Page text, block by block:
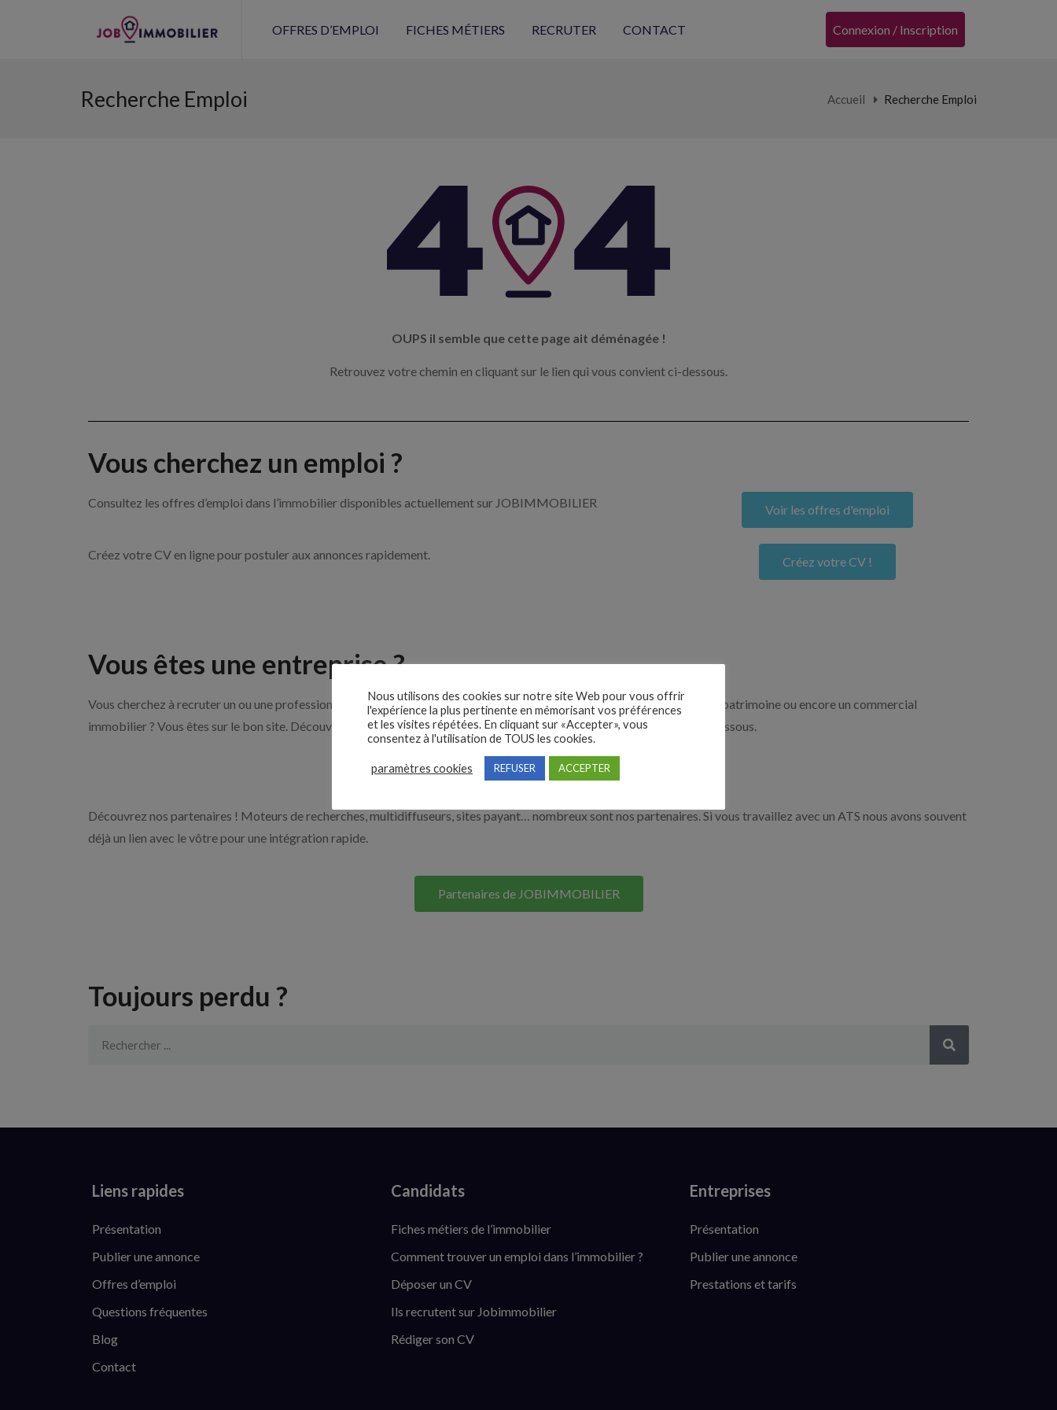
OFFRES D’EMPLOI FICHES MÉTIERS RECRUTER CONTACT Connexion / Inscription
Recherche Emploi Accueil Recherche Emploi
OUPS il semble que cette page ait déménagée !
Retrouvez votre chemin en cliquant sur le lien qui vous convient ci-dessous.
Vous cherchez un emploi ?
Consultez les offres d’emploi dans l’immobilier disponibles actuellement sur JOBIMMOBILIER Voir les offres d'emploi
Créez votre CV en ligne pour postuler aux annonces rapidement. Créez votre CV !
Vous êtes une entreprise ?
Vous cherchez à recruter un ou une professionnelle de l’immobilier par exemple un agent immobilier, un gestionnaire de patrimoine ou encore un commercial
immobilier ? Vous êtes sur le bon site. Découvrez nos solutions pour vous aider à recruter en cliquant sur le bouton ci-dessous.
Nos solutions entreprises
Découvrez nos partenaires ! Moteurs de recherches, multidiffuseurs, sites payant… nombreux sont nos partenaires. Si vous travaillez avec un ATS nous avons souvent
déjà un lien avec le vôtre pour une intégration rapide.
Partenaires de JOBIMMOBILIER
Toujours perdu ?
Liens rapides
Présentation
Publier une annonce
Offres d’emploi
Questions fréquentes
Blog
Contact
Candidats
Fiches métiers de l’immobilier
Comment trouver un emploi dans l’immobilier ?
Déposer un CV
Ils recrutent sur Jobimmobilier
Rédiger son CV
Entreprises
Présentation
Publier une annonce
Prestations et tarifs
Nous utilisons des cookies sur notre site Web pour vous offrir
l'expérience la plus pertinente en mémorisant vos préférences
et les visites répétées. En cliquant sur «Accepter», vous
consentez à l'utilisation de TOUS les cookies.
paramètres cookies REFUSER ACCEPTER